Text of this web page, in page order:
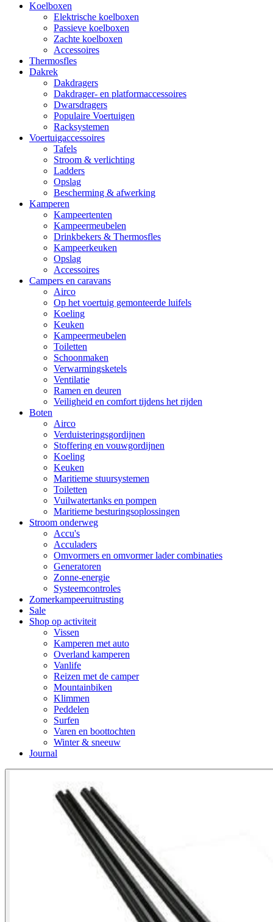
Koelboxen
Elektrische koelboxen
Passieve koelboxen
Zachte koelboxen
Accessoires
Thermosfles
Dakrek
Dakdragers
Dakdrager- en platformaccessoires
Dwarsdragers
Populaire Voertuigen
Racksystemen
Voertuigaccessoires
Tafels
Stroom & verlichting
Ladders
Opslag
Bescherming & afwerking
Kamperen
Kampeertenten
Kampeermeubelen
Drinkbekers & Thermosfles
Kampeerkeuken
Opslag
Accessoires
Campers en caravans
Airco
Op het voertuig gemonteerde luifels
Koeling
Keuken
Kampeermeubelen
Toiletten
Schoonmaken
Verwarmingsketels
Ventilatie
Ramen en deuren
Veiligheid en comfort tijdens het rijden
Boten
Airco
Verduisteringsgordijnen
Stoffering en vouwgordijnen
Koeling
Keuken
Maritieme stuursystemen
Toiletten
Vuilwatertanks en pompen
Maritieme besturingsoplossingen
Stroom onderweg
Accu's
Acculaders
Omvormers en omvormer lader combinaties
Generatoren
Zonne-energie
Systeemcontroles
Zomerkampeeruitrusting
Sale
Shop op activiteit
Vissen
Kamperen met auto
Overland kamperen
Vanlife
Reizen met de camper
Mountainbiken
Klimmen
Peddelen
Surfen
Varen en boottochten
Winter & sneeuw
Journal